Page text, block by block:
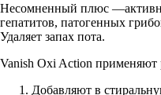
Несомненный плюс
гепатитов, патогенных
Удаляет запах пота.
Vanish Oxi Action применяют
Добавляют в